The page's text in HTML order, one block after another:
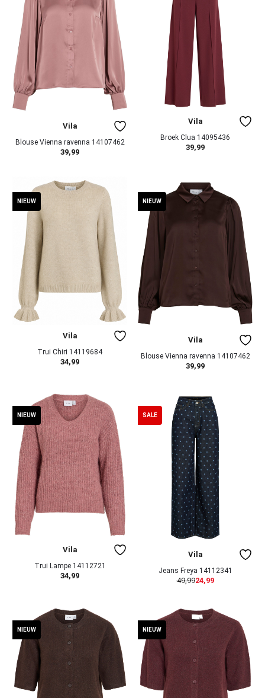
Vila
Blouse Vienna ravenna 14107462
39,99
Vila
Broek Clua 14095436
39,99
NIEUW
Vila
Trui Chiri 14119684
34,99
NIEUW
Vila
Blouse Vienna ravenna 14107462
39,99
NIEUW
Vila
Trui Lampe 14112721
34,99
SALE
Vila
Jeans Freya 14112341
49,9924,99
NIEUW NIEUW